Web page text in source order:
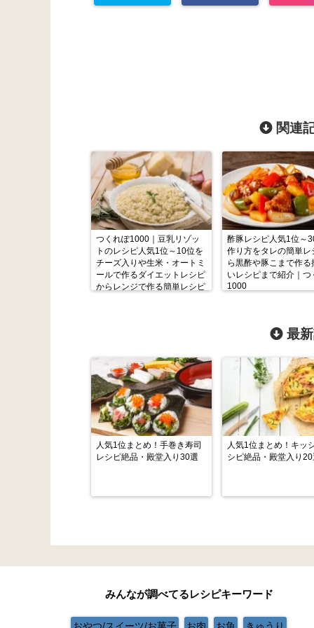
関連
つくれぽ1000｜豆乳リゾッ
トのレシピ人気1位～10位を
チーズ入りや生米・オートミ
ールで作るダイエットレシピ
からレンジで作る簡単レシピ
酢豚レシピ人気1位～
作り方をタレの簡単レ
ら黒酢や豚こまで作る
いレシピまで紹介｜つ
1000
最
人気1位まとめ！手巻き寿司
レシピ絶品・殿堂入り30選
人気1位まとめ！キッ
シピ絶品・殿堂入り
みんなが調べてるレシピキーワード